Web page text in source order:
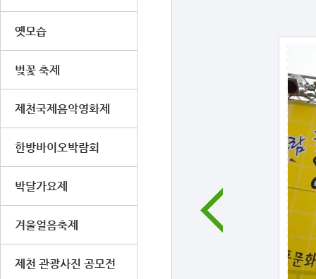
옛모습
벚꽃 축제
제천국제음악영화제
한방바이오박람회
박달가요제
겨울얼음축제
제천 관광사진 공모전